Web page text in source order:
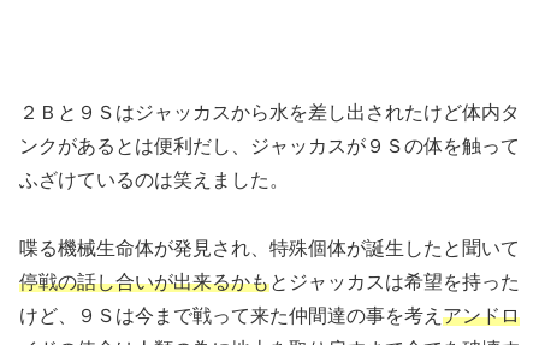
２Ｂと９Ｓはジャッカスから水を差し出されたけど体内タ
ンクがあるとは便利だし、ジャッカスが９Ｓの体を触って
ふざけているのは笑えました。
喋る機械生命体が発見され、特殊個体が誕生したと聞いて
停戦の話し合いが出来るかもとジャッカスは希望を持った
けど、９Ｓは今まで戦って来た仲間達の事を考え アンドロ